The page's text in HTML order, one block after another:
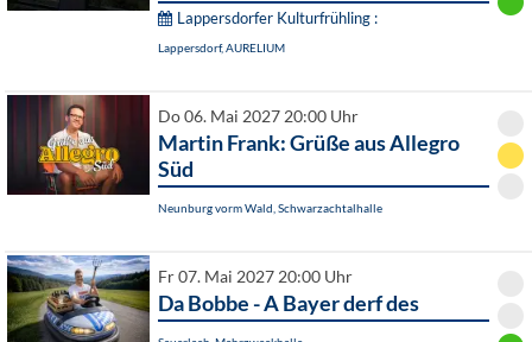
Lappersdorfer Kulturfrühling :
Lappersdorf, AURELIUM
Do 06. Mai 2027 20:00 Uhr
Martin Frank: Grüße aus Allegro
Süd
Neunburg vorm Wald, Schwarzachtalhalle
Fr 07. Mai 2027 20:00 Uhr
Da Bobbe - A Bayer derf des